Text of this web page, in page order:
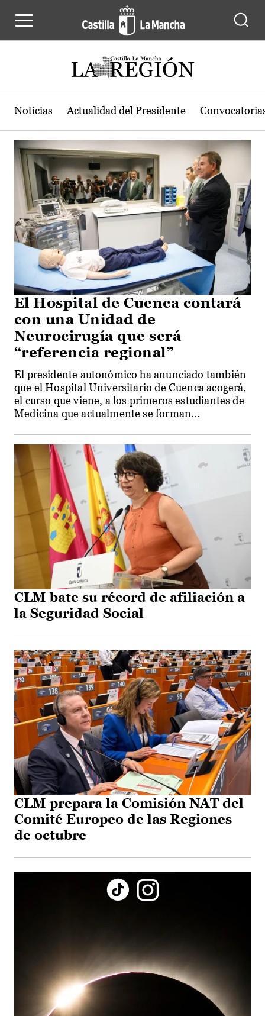
Actualidad de la región de Castilla-
Noticias Actualidad del Presidente
El Hospital de Cuenca contará
con una Unidad de
Neurocirugía que será
“referencia regional”
El presidente autonómico ha anunciado también
que el Hospital Universitario de Cuenca acogerá,
el curso que viene, a los primeros estudiantes de
Medicina que actualmente se forman...
CLM bate su récord de afiliación a
la Seguridad Social
CLM prepara la Comisión NAT del
Comité Europeo de las Regiones
de octubre